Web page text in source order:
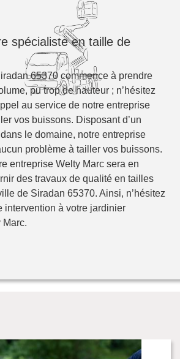
spécialiste en taille de
65370 commence à prendre
pu trop de hauteur ; n’hésitez
au service de notre entreprise
vos buissons. Disposant d’un
le domaine, notre entreprise
problème à tailler vos buissons.
entreprise Welty Marc sera en
des travaux de qualité en tailles
de Siradan 65370. Ainsi, n’hésitez
intervention à votre jardinier
Marc.